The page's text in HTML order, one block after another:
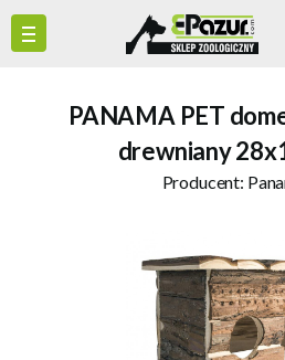
PANAMA PET
drewniany
Producent: